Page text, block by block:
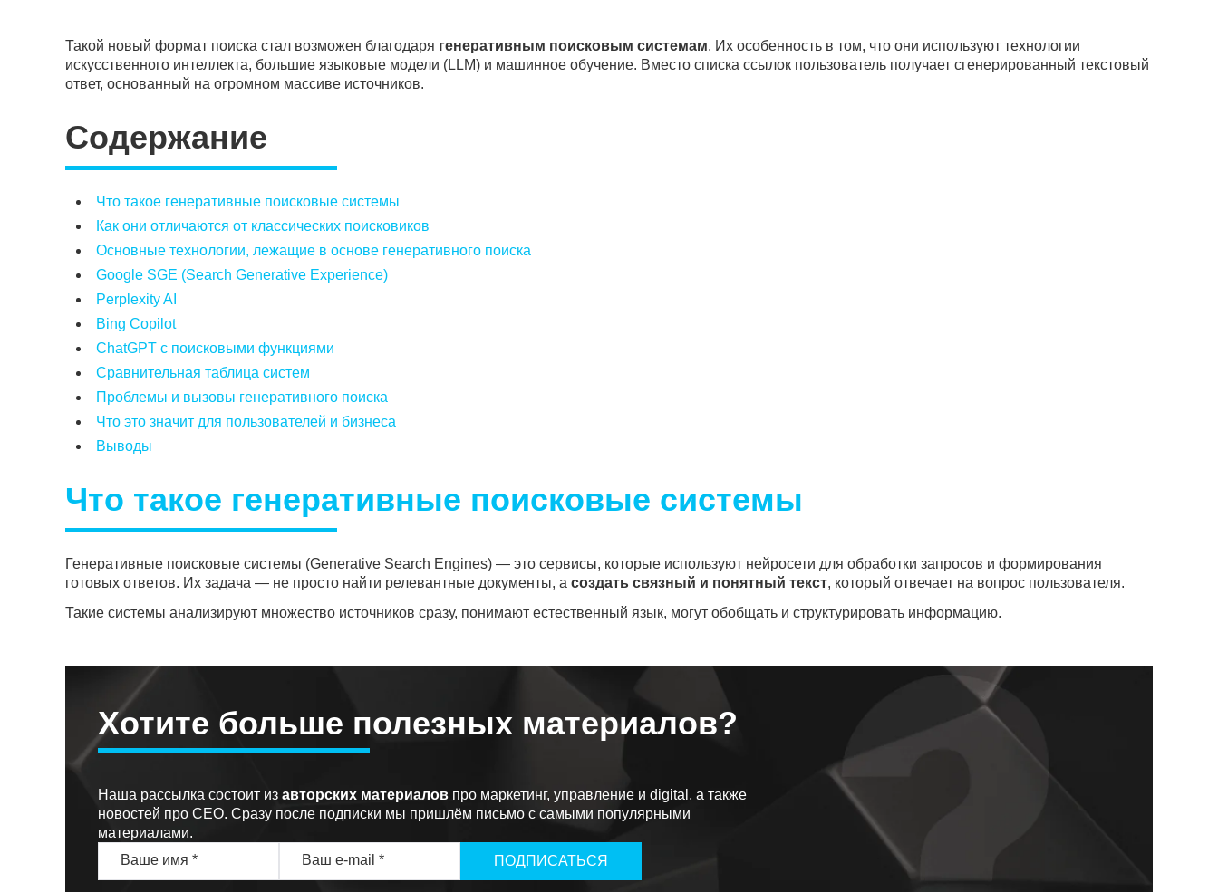
Такой новый формат поиска стал возможен благодаря генеративным поисковым системам. Их особенность в том, что они используют технологии
искусственного интеллекта, большие языковые модели (LLM) и машинное обучение. Вместо списка ссылок пользователь получает сгенерированный текстовый
ответ, основанный на огромном массиве источников.
Содержание
Что такое генеративные поисковые системы
Как они отличаются от классических поисковиков
Основные технологии, лежащие в основе генеративного поиска
Google SGE (Search Generative Experience)
Perplexity AI
Bing Copilot
ChatGPT с поисковыми функциями
Сравнительная таблица систем
Проблемы и вызовы генеративного поиска
Что это значит для пользователей и бизнеса
Выводы
Что такое генеративные поисковые системы
Генеративные поисковые системы (Generative Search Engines) — это сервисы, которые используют нейросети для обработки запросов и формирования
готовых ответов. Их задача — не просто найти релевантные документы, а создать связный и понятный текст, который отвечает на вопрос пользователя.
Такие системы анализируют множество источников сразу, понимают естественный язык, могут обобщать и структурировать информацию.
Хотите больше полезных материалов?
Наша рассылка состоит из авторских материалов про маркетинг, управление и digital, а также
новостей про СЕО. Сразу после подписки мы пришлём письмо с самыми популярными
материалами.
ПОДПИСАТЬСЯ